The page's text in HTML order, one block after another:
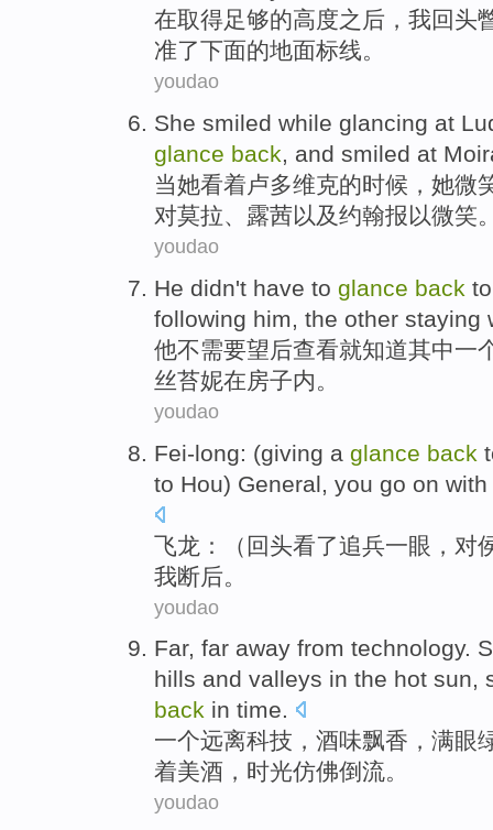
在取得足够的高度之后， 我回头
准了下面的地面标线。
youdao
She smiled while glancing at
glance back, and smiled at
当她看着卢多维克的时候，她微
对莫拉、露茜以及约翰报以微笑
youdao
He didn't have to glance back
following him, the other staying
他不需要望 后查看就知道其中一
丝苔妮在房子内。
youdao
Fei-long: (giving a glance back
to Hou) General you go on with
飞龙 ：（ 回头看了追兵一眼 ， 对
我断后。
youdao
Far, far away from technology.
hills and valleys in the hot sun,
back in time.
一个远离科技 ，酒味飘香 ，满眼
着美酒 ， 时光仿佛倒流。
youdao